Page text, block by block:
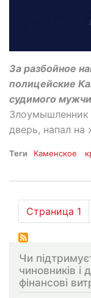
За разбойное
полицейские
судимого
дверь, напал на
Теги Каменское
страниц
Страница 1
Чи
чиновників
фінансові